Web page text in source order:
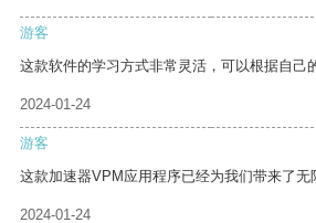
游客
这款软件的学习方式非常灵活，可以根据自己
2024-01-24
游客
这款加速器VPM应用程序已经为我们带来了无
2024-01-24